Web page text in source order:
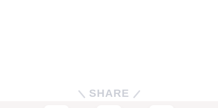
SHARE